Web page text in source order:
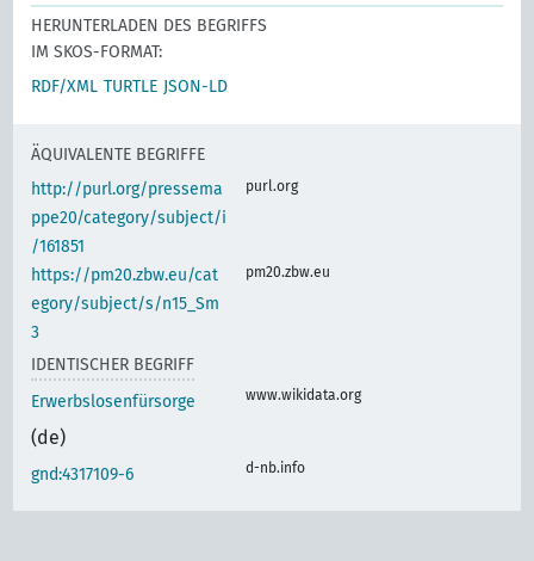
HERUNTERLADEN DES BEGRIFFS
IM SKOS-FORMAT:
RDF/XML TURTLE JSON-LD
ÄQUIVALENTE BEGRIFFE
http://purl.org/pressema
ppe20/category/subject/i
/161851
purl.org
https://pm20.zbw.eu/cat
egory/subject/s/n15_Sm
3
pm20.zbw.eu
IDENTISCHER BEGRIFF
Erwerbslosenfürsorge
(de)
www.wikidata.org
gnd:4317109-6 d-nb.info